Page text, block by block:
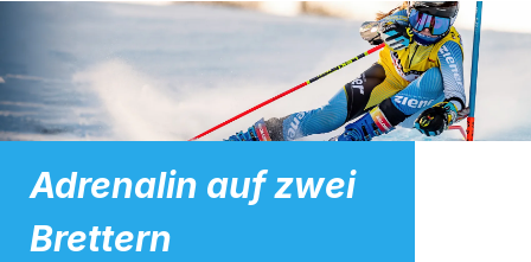
Adrenalin auf zwei
Brettern